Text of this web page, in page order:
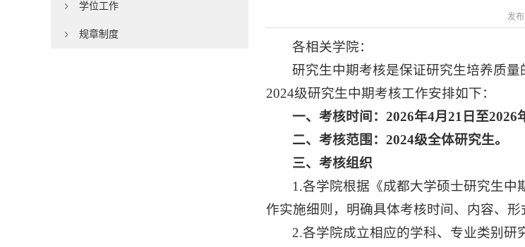
学位工作
规章制度
发
各相关学院：
研究生中期考核是保证研究生培养质
2024级研究生中期考核工作安排如下：
一、考核时间：2026年4月21 日至2026
二、考核范围：2024级全体研究生。
三、考核组织
1.各学院根据《成都大学硕士研究生
作实施细则，明确具体考核时间、内容、形
2.各学院成立相应的学科、专业类别研